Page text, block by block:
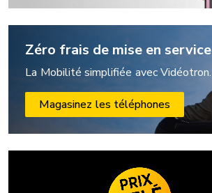
Zéro frais de mise en service
La Mobilité simplifiée avec Vidéotron.
Magasinez les téléphones